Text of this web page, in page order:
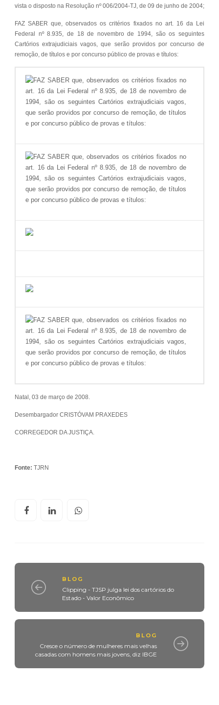
vista o disposto na Resolução nº 006/2004-TJ, de 09 de junho de 2004;
FAZ SABER que, observados os critérios fixados no art. 16 da Lei
Federal nº 8.935, de 18 de novembro de 1994, são os seguintes
Cartórios extrajudiciais vagos, que serão providos por concurso de
remoção, de títulos e por concurso público de provas e títulos:
Natal, 03 de março de 2008.
Desembargador CRISTÓVAM PRAXEDES
CORREGEDOR DA JUSTIÇA.
Fonte: TJRN
BLOG
Clipping - TJSP julga lei dos cartórios do
Estado - Valor Econômico
BLOG
Cresce o número de mulheres mais velhas
casadas com homens mais jovens, diz IBGE